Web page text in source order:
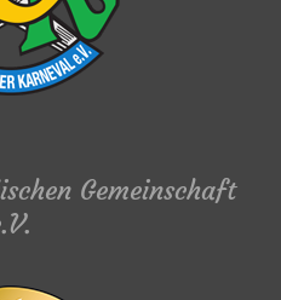
Gemeinschaft